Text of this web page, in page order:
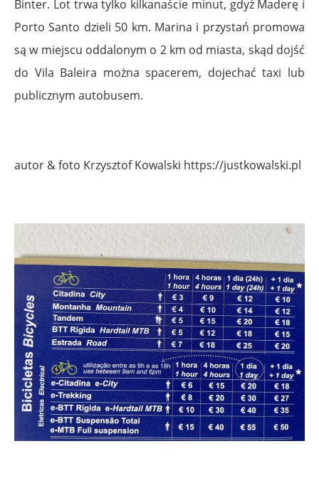
Binter. Lot trwa tylko kilkanaście minut, gdyż Maderę i
Porto Santo dzieli 50 km. Marina i przystań promowa
są w miejscu oddalonym o 2 km od miasta, skąd dojść
do Vila Baleira można spacerem, dojechać taxi lub
publicznym autobusem.
autor & foto Krzysztof Kowalski https://justkowalski.pl